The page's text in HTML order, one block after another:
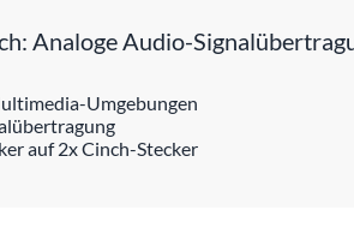
Analoge Audio-
Umgebungen
auf 2x Cinch-Stecker